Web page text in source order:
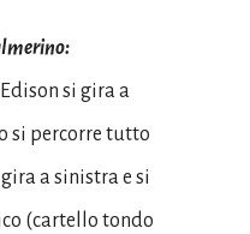
si gira a
si percorre tutto
a sinistra e si
(cartello tondo